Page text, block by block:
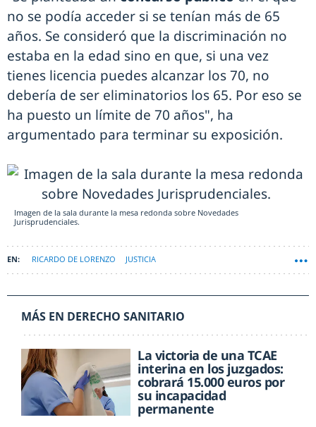
no se podía acceder si se tenían más de 65
años. Se consideró que la discriminación no
estaba en la edad sino en que, si una vez
tienes licencia puedes alcanzar los 70, no
debería de ser eliminatorios los 65. Por eso se
ha puesto un límite de 70 años", ha
argumentado para terminar su exposición.
Imagen de la sala durante la mesa redonda sobre Novedades
Jurisprudenciales.
RICARDO DE LORENZO JUSTICIA
MÁS EN DERECHO SANITARIO
La victoria de una TCAE
interina en los juzgados:
cobrará 15.000 euros por
su incapacidad
permanente